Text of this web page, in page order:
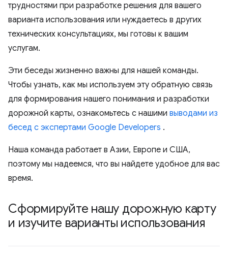
трудностями при разработке решения для вашего
варианта использования или нуждаетесь в других
технических консультациях, мы готовы к вашим
услугам.
Эти беседы жизненно важны для нашей команды.
Чтобы узнать, как мы используем эту обратную связь
для формирования нашего понимания и разработки
дорожной карты, ознакомьтесь с нашими выводами из
бесед с экспертами Google Developers .
Наша команда работает в Азии, Европе и США,
поэтому мы надеемся, что вы найдете удобное для вас
время.
Сформируйте нашу дорожную карту
и изучите варианты использования